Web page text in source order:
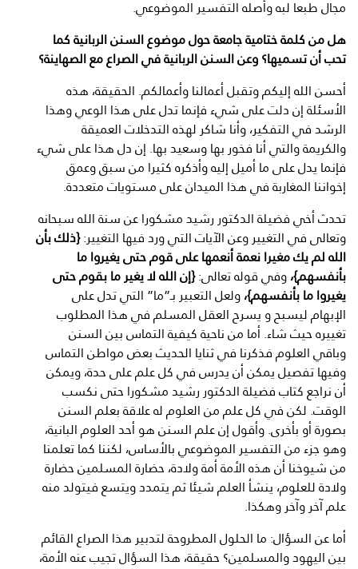
مجال طبعا لبه وأصله التفسير الموضوعي.
هل من كلمة ختامية جامعة حول موضوع السنن الربانية كما
تحب أن تسميها؟ وعن السنن الربانية في الصراع مع الصهاينة؟
أحسن الله إليكم وتقبل أعمالنا وأعمالكم. الحقيقة، هذه
الأسئلة إن دلت على شيء فإنما تدل على هذا الوعي وهذا
الرشد في التفكير، وأنا شاكر لهذه التدخلات العميقة
والكريمة والتي أنا فخور بها وسعيد بها. إن دل هذا على شيء
فإنما يدل على ما أميل إليه وأذكره كثيرا من سبق وعمق
إخواننا المغاربة في هذا الميدان على مستويات متعددة.
تحدث أخي فضيلة الدكتور رشيد مشكورا عن سنة الله سبحانه
وتعالى في التغيير وعن الآيات التي ورد فيها التغيير:{ذلك بأن
الله لم يك مغيرا نعمة أنعمها على قوم حتى يغيروا ما
بأنفسهم}،وفي قوله تعالى:{إن الله لا يغير ما بقوم حتى
يغيروا ما بأنفسهم}،ولعل التعبير بـ”ما” التي تدل على
الإبهام ليسبح و يسرح العقل المسلم في هذا المطلوب
تغييره حيث شاء. أما من ناحية كيفية التماس بين السنن
وباقي العلوم فذكرنا في ثنايا الحديث بعض مواطن التماس
وفيها تفصيل يمكن أن يدرس في كل علم على حدة، ويمكن
أن نراجع كتاب فضيلة الدكتور رشيد مشكورا حتى نكسب
الوقت. لكن في كل علم من العلوم له علاقة بعلم السنن
بصورة أو بأخرى. وأقول إن علم السنن هو أحد العلوم البانية،
وهو جزء من التفسير الموضوعي بالأساس، لكننا كما تعلمنا
من شيوخنا أن هذه الأمة أمة ولادة، حضارة المسلمين حضارة
ولادة للعلوم، ينشأ العلم شيئا ثم يتمدد ويتسع فيتولد منه
علم آخر وآخر وهكذا.
أما عن السؤال: ما الحلول المطروحة لتدبير هذا الصراع القائم
بين اليهود والمسلمين؟ حقيقة، هذا السؤال تجيب عنه الأمة،